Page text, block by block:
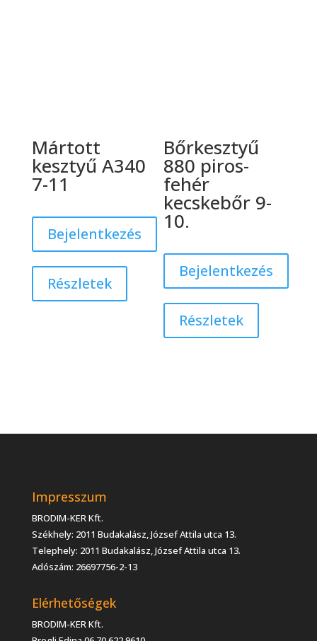
Mártott
kesztyű A340
7-11
Bejelentkezés
Részletek
Bőrkesztyű
880 piros-
fehér
kecskebőr 9-
10.
Bejelentkezés
Részletek
Impresszum
BRODIM-KER Kft.
Székhely: 2011 Budakalász, József Attila utca 13.
Telephely: 2011 Budakalász, József Attila utca 13.
Adószám: 26697756-2-13
Elérhetőségek
BRODIM-KER Kft.